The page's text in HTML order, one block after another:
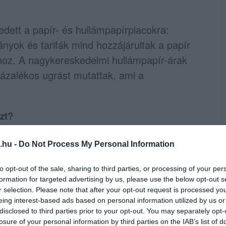
- Do Not Process My Personal Information
opt-out of the sale, sharing to third parties, or processing of your
for targeted advertising by us, please use the below opt-out
selection. Please note that after your opt-out request is processed
interest-based ads based on personal information utilized by us
to third parties prior to your opt-out. You may separately
of your personal information by third parties on the IAB’s list of
a papír- és hullámpapírpiacokra:
és tarifák mind hozzájárultak a papír
A nagykereskedelmi hullámpapír-árak
ugrást mutattak, ami a
ár
100%-ban újrahasznosított papírból
és karbonlábnyomot.